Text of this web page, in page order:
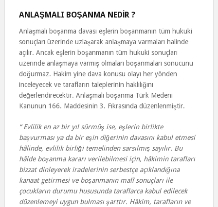
ANLAŞMALI BOŞANMA NEDİR ?
Anlaşmalı boşanma davası eşlerin boşanmanın tüm hukuki
sonuçları üzerinde uzlaşarak anlaşmaya varmaları halinde
açılır. Ancak eşlerin boşanmanın tüm hukuki sonuçları
üzerinde anlaşmaya varmış olmaları boşanmaları sonucunu
doğurmaz. Hakim yine dava konusu olayı her yönden
inceleyecek ve tarafların taleplerinin haklılığını
değerlendirecektir. Anlaşmalı boşanma Türk Medeni
Kanunun 166. Maddesinin 3. Fıkrasında düzenlenmiştir.
“ Evlilik en az bir yıl sürmüş ise, eşlerin birlikte
başvurması ya da bir eşin diğerinin davasını kabul etmesi
hâlinde, evlilik birliği temelinden sarsılmış sayılır. Bu
hâlde boşanma kararı verilebilmesi için, hâkimin tarafları
bizzat dinleyerek iradelerinin serbestçe açıklandığına
kanaat getirmesi ve boşanmanın malî sonuçları ile
çocukların durumu hususunda taraflarca kabul edilecek
düzenlemeyi uygun bulması şarttır. Hâkim, tarafların ve